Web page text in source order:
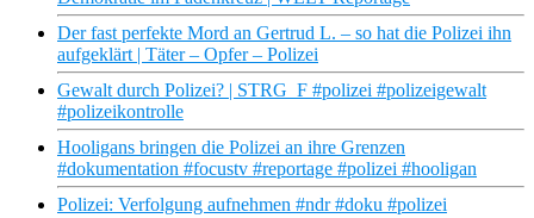
Der fast perfekte Mord an Gertrud L. – so hat die Polizei ihn
aufgeklärt | Täter – Opfer – Polizei
Gewalt durch Polizei? | STRG_F #polizei #polizeigewalt
#polizeikontrolle
Hooligans bringen die Polizei an ihre Grenzen
#dokumentation #focustv #reportage #polizei #hooligan
Polizei: Verfolgung aufnehmen #ndr #doku #polizei